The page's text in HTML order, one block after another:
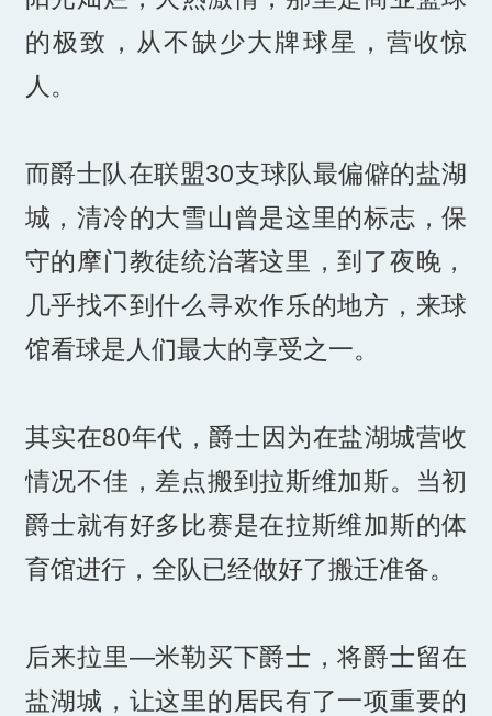
的极致，从不缺少大牌球星，营收惊
人。
而爵士队在联盟30支球队最偏僻的盐湖
城，清冷的大雪山曾是这里的标志，保
守的摩门教徒统治著这里，到了夜晚，
几乎找不到什么寻欢作乐的地方，来球
馆看球是人们最大的享受之一。
其实在80年代，爵士因为在盐湖城营收
情况不佳，差点搬到拉斯维加斯。当初
爵士就有好多比赛是在拉斯维加斯的体
育馆进行，全队已经做好了搬迁准备。
后来拉里—米勒买下爵士，将爵士留在
盐湖城，让这里的居民有了一项重要的